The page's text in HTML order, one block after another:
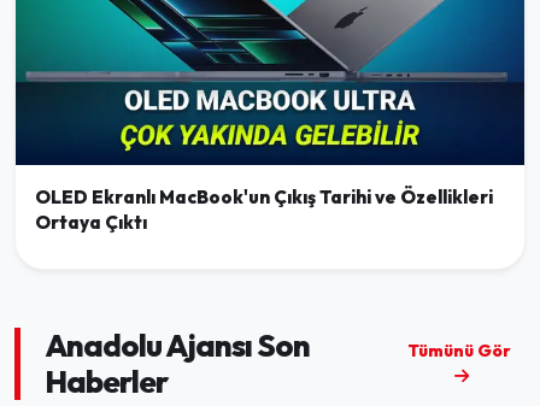
OLED Ekranlı MacBook'un Çıkış Tarihi ve Özellikleri
Ortaya Çıktı
Anadolu Ajansı Son
Haberler
Tümünü Gör